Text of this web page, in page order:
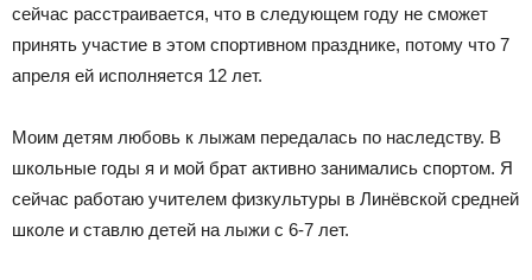
сейчас расстраивается, что в следующем году не сможет
принять участие в этом спортивном празднике, потому что 7
апреля ей исполняется 12 лет.
Моим детям любовь к лыжам передалась по наследству. В
школьные годы я и мой брат активно занимались спортом. Я
сейчас работаю учителем физкультуры в Линёвской средней
школе и ставлю детей на лыжи с 6-7 лет.